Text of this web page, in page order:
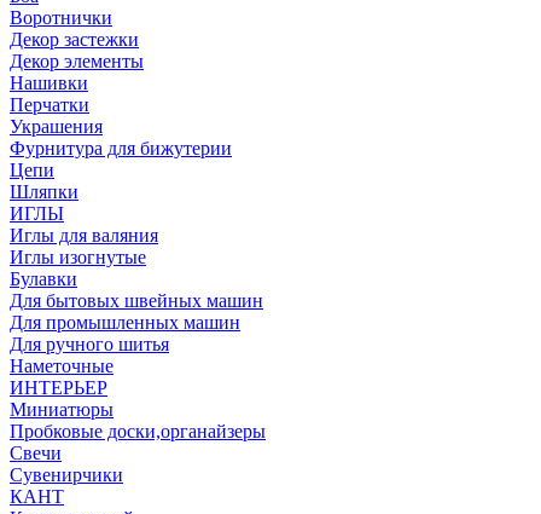
Воротнички
Декор застежки
Декор элементы
Нашивки
Перчатки
Украшения
Фурнитура для бижутерии
Цепи
Шляпки
ИГЛЫ
Иглы для валяния
Иглы изогнутые
Булавки
Для бытовых швейных машин
Для промышленных машин
Для ручного шитья
Наметочные
ИНТЕРЬЕР
Миниатюры
Пробковые доски,органайзеры
Свечи
Сувенирчики
КАНТ